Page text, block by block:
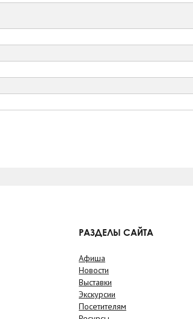
РАЗДЕЛЫ САЙТА
Афиша
Новости
Выставки
Экскурсии
Посетителям